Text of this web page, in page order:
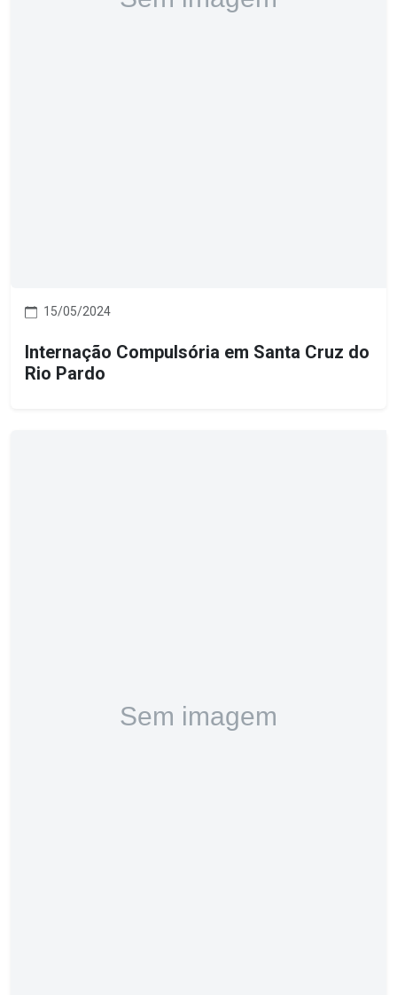
15/05/2024
Internação Compulsória em Santa Cruz do
Rio Pardo